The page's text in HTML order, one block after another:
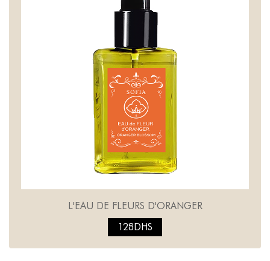
L'EAU DE FLEURS D'ORANGER
128DHS